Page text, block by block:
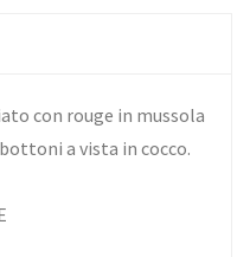
con rouge in mussola
a vista in cocco.